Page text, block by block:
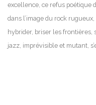
excellence, ce refus poétique
dans l’image du rock
hybrider, briser les frontières,
jazz, imprévisible et mutant,